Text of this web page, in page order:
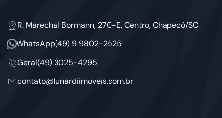
R. Marechal Bormann, 270-E, Centro, Chapecó/SC
WhatsApp(49) 9 9802-2525
Geral(49) 3025-4295
contato@lunardiimoveis.com.br